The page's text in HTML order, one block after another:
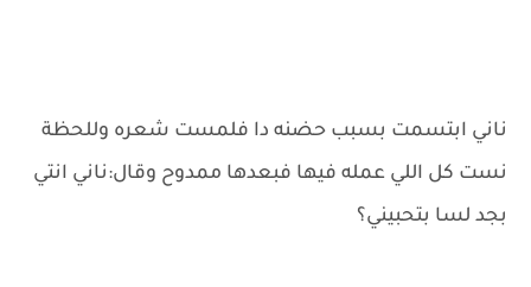
ناني ابتسمت بسبب حضنه دا فلمست شعره وللحظة
نست كل اللي عمله فيها فبعدها ممدوح وقال:ناني انتي
بجد لسا بتحبيني؟